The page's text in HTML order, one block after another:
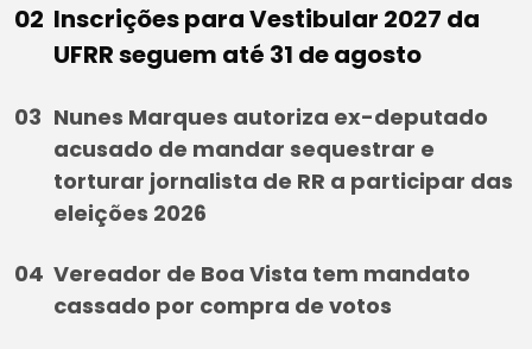
Inscrições para Vestibular 2027 da
UFRR seguem até 31 de agosto
Nunes Marques autoriza ex-deputado
acusado de mandar sequestrar e
torturar jornalista de RR a participar das
eleições 2026
Vereador de Boa Vista tem mandato
cassado por compra de votos